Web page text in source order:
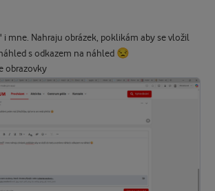
i mne. Nahraju obrázek, poklikám aby se vložil
s odkazem na náhled 😒
obrazovky